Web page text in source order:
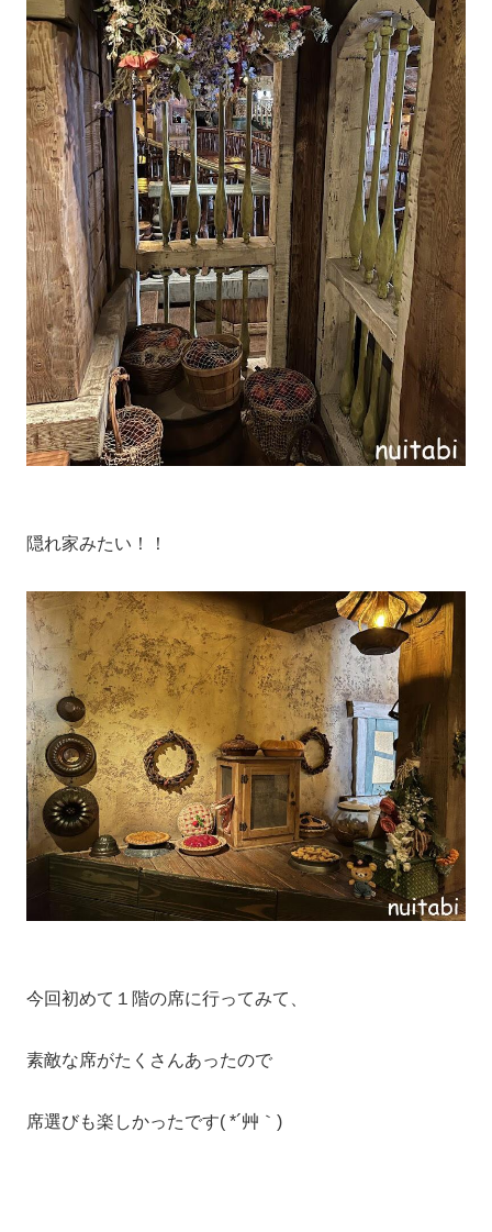
隠れ家みたい！！
今回初めて１階の席に行ってみて、
素敵な席がたくさんあったので
席選びも楽しかったです( *´艸｀)